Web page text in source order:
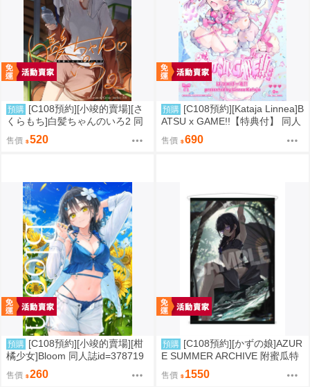
預購 [C108預約][小竣的賣場][さ
くらもち]白髪ちゃんのいろ2 同
人誌id=3784093
售價 520
預購 [C108預約][Kataja Linnea]B
ATSU x GAME!!【特典付】 同人
誌id=3787280
售價 690
預購 [C108預約][小竣的賣場][柑
橘少女]Bloom 同人誌id=378719
售價 260
預購 [C108預約][かずの娘]AZUR
E SUMMER ARCHIVE 附蜜瓜特
典小卡+B2掛軸 蔚藍檔案 同人誌i
d=3726220
售價 1550